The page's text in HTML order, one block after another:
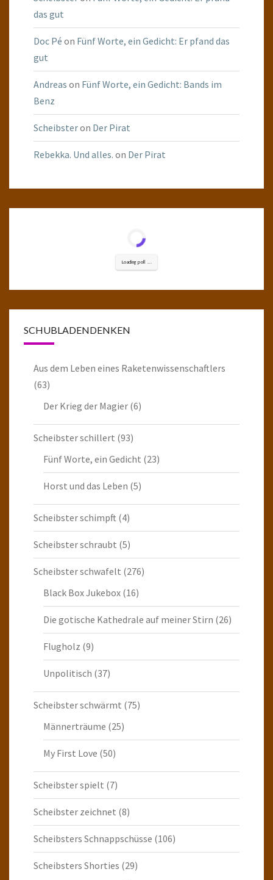
das gut
Doc Pé on Fünf Worte, ein Gedicht: Er pfand das
gut
Andreas on Fünf Worte, ein Gedicht: Bands im
Benz
Scheibsteron Der Pirat
Rebekka. Und alles. on Der Pirat
Loading poll ...
SCHUBLADENDENKEN
Aus dem Leben eines Raketenwissenschaftlers
(63)
Der Krieg der Magier (6)
Scheibster schillert (93)
Fünf Worte, ein Gedicht (23)
Horst und das Leben (5)
Scheibster schimpft (4)
Scheibster schraubt (5)
Scheibster schwafelt (276)
Black Box Jukebox (16)
Die gotische Kathedrale auf meiner Stirn (26)
Flugholz (9)
Unpolitisch (37)
Scheibster schwärmt (75)
Männerträume (25)
My First Love (50)
Scheibster spielt (7)
Scheibster zeichnet (8)
Scheibsters Schnappschüsse (106)
Scheibsters Shorties (29)